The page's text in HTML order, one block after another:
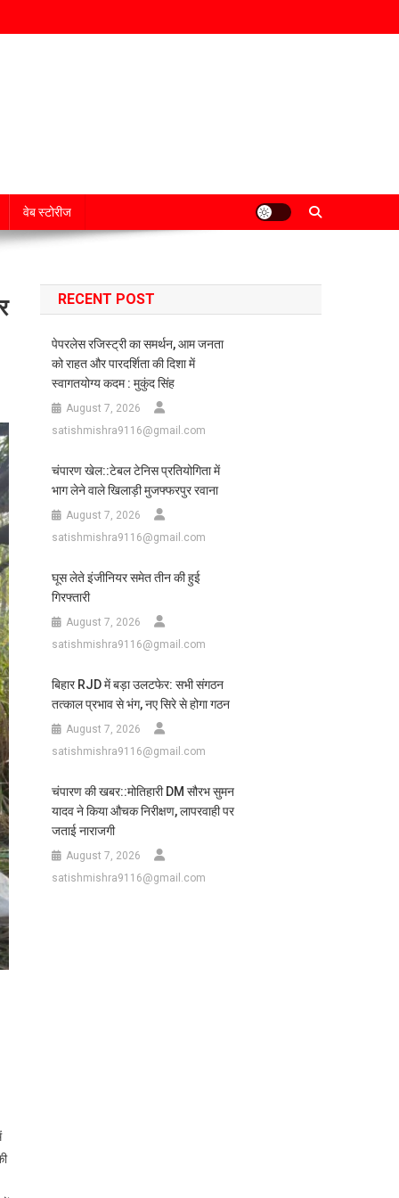
वेब स्टोरीज
RECENT POST
पेपरलेस रजिस्ट्री का समर्थन, आम जनता
को राहत और पारदर्शिता की दिशा में
स्वागतयोग्य कदम : मुकुंद सिंह
August 7, 2026
satishmishra9116@gmail.com
चंपारण खेल::टेबल टेनिस प्रतियोगिता में
भाग लेने वाले खिलाड़ी मुजफ्फरपुर रवाना
August 7, 2026
satishmishra9116@gmail.com
घूस लेते इंजीनियर समेत तीन की हुई
गिरफ्तारी
August 7, 2026
satishmishra9116@gmail.com
बिहार RJD में बड़ा उलटफेर: सभी संगठन
तत्काल प्रभाव से भंग, नए सिरे से होगा गठन
August 7, 2026
satishmishra9116@gmail.com
चंपारण की खबर::मोतिहारी DM सौरभ सुमन
यादव ने किया औचक निरीक्षण, लापरवाही पर
जताई नाराजगी
August 7, 2026
satishmishra9116@gmail.com